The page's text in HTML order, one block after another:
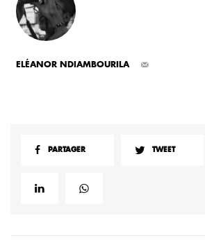
ELÉANOR NDIAMBOURILA
PARTAGER TWEET